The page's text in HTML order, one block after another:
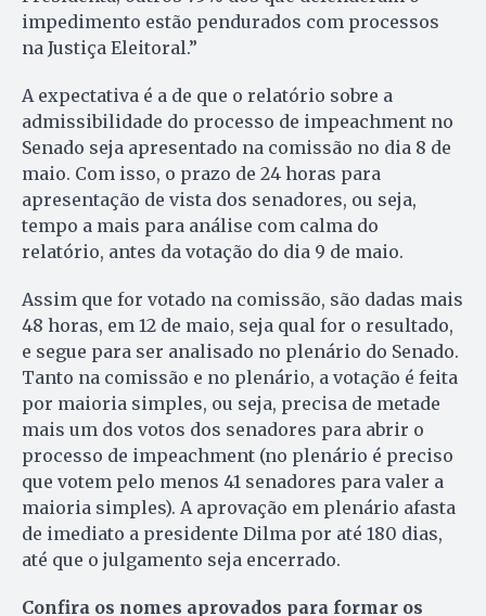
impedimento estão pendurados com processos
na Justiça Eleitoral.”
A expectativa é a de que o relatório sobre a
admissibilidade do processo de impeachment no
Senado seja apresentado na comissão no dia 8 de
maio. Com isso, o prazo de 24 horas para
apresentação de vista dos senadores, ou seja,
tempo a mais para análise com calma do
relatório, antes da votação do dia 9 de maio.
Assim que for votado na comissão, são dadas mais
48 horas, em 12 de maio, seja qual for o resultado,
e segue para ser analisado no plenário do Senado.
Tanto na comissão e no plenário, a votação é feita
por maioria simples, ou seja, precisa de metade
mais um dos votos dos senadores para abrir o
processo de impeachment (no plenário é preciso
que votem pelo menos 41 senadores para valer a
maioria simples). A aprovação em plenário afasta
de imediato a presidente Dilma por até 180 dias,
até que o julgamento seja encerrado.
Confira os nomes aprovados para formar os